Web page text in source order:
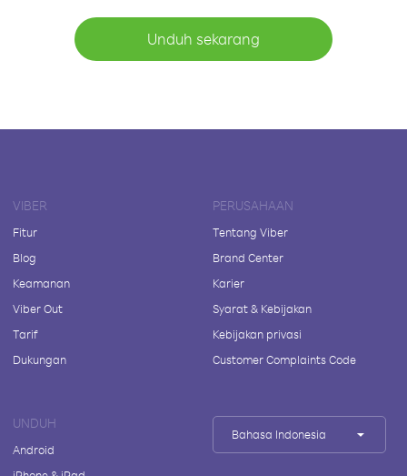
Unduh sekarang
VIBER
Fitur
Blog
Keamanan
Viber Out
Tarif
Dukungan
PERUSAHAAN
Tentang Viber
Brand Center
Karier
Syarat & Kebijakan
Kebijakan privasi
Customer Complaints Code
UNDUH
Android
Bahasa Indonesia